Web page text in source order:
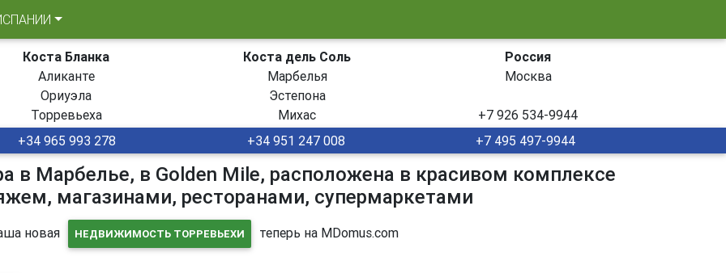
Коста Бланка
Аликанте
Ориуэла
Торревьеха
Коста дель Соль
Марбелья
Эстепона
Михас
Россия
Москва
+7 926 534-9944
+34 965 993 278
+34 951 247 008 +7 495 497-9944
в Марбелье, в Golden Mile, расположена в красивом комплексе
магазинами, ресторанами, супермаркетами
новая НЕДВИЖИМОСТЬ ТОРРЕВЬЕХИ теперь на MDomus.com